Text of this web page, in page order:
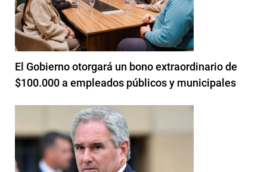
El Gobierno otorgará un bono extraordinario de
$100.000 a empleados públicos y municipales